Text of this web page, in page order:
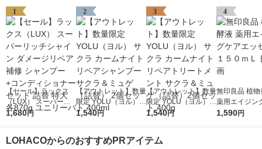
1
【セール】ラックス
（LUX） スーパーリ
ッチシャイン ダメー
ー セット 詰替 特大 各
1,680円
2
【アウトレット】数量
限定 YOLU（ヨル）
サクラ カームナイト
2個セット 400ml
1,540円
3
【アウトレット】数量
限定 YOLU（ヨル）
サクラ カームナイト
替）2個セット 400g
1,540円
4
無印良品 植物
薬用エイジン
ッセンス １
1,590円
LOHACOからのおすすめPRアイテム